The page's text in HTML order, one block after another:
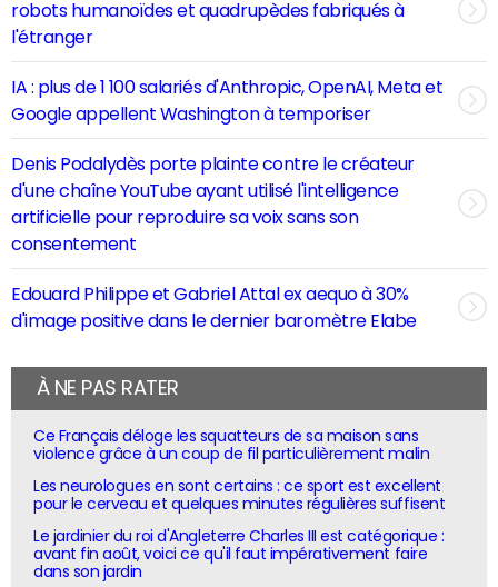
robots humanoïdes et quadrupèdes fabriqués à
l'étranger
IA : plus de 1 100 salariés d'Anthropic, OpenAI, Meta et
Google appellent Washington à temporiser
Denis Podalydès porte plainte contre le créateur
d'une chaîne YouTube ayant utilisé l'intelligence
artificielle pour reproduire sa voix sans son
consentement
Edouard Philippe et Gabriel Attal ex aequo à 30%
d'image positive dans le dernier baromètre Elabe
À NE PAS RATER
Ce Français déloge les squatteurs de sa maison sans
violence grâce à un coup de fil particulièrement malin
Les neurologues en sont certains : ce sport est excellent
pour le cerveau et quelques minutes régulières suffisent
Le jardinier du roi d'Angleterre Charles III est catégorique :
avant fin août, voici ce qu'il faut impérativement faire
dans son jardin